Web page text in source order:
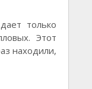
только
Этот
находили,